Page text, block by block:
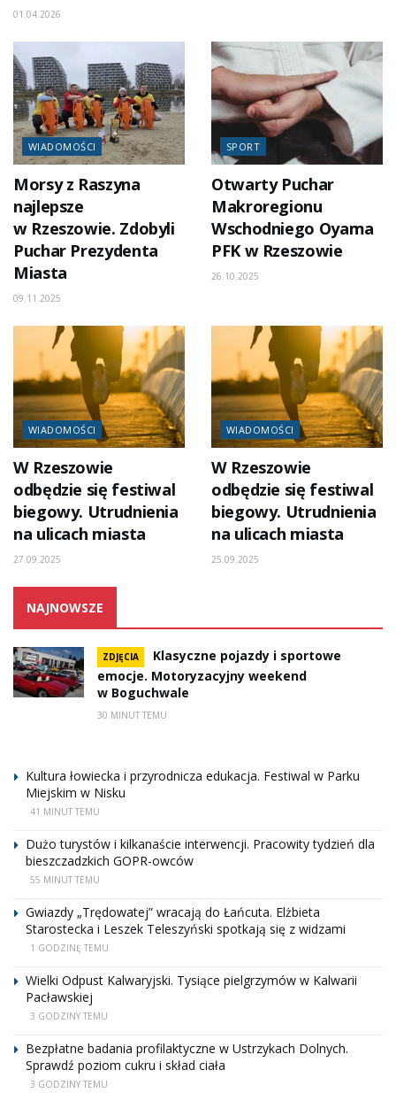
01.04.2026
WIADOMOŚCI
Morsy z Raszyna
najlepsze
w Rzeszowie. Zdobyli
Puchar Prezydenta
Miasta
09.11.2025
SPORT
Otwarty Puchar
Makroregionu
Wschodniego Oyama
PFK w Rzeszowie
26.10.2025
WIADOMOŚCI
W Rzeszowie
odbędzie się festiwal
biegowy. Utrudnienia
na ulicach miasta
27.09.2025
WIADOMOŚCI
W Rzeszowie
odbędzie się festiwal
biegowy. Utrudnienia
na ulicach miasta
25.09.2025
NAJNOWSZE
ZDJĘCIA
Klasyczne pojazdy i sportowe
emocje. Motoryzacyjny weekend
w Boguchwale
30 MINUT TEMU
Kultura łowiecka i przyrodnicza edukacja. Festiwal w Parku
Miejskim w Nisku
41 MINUT TEMU
Dużo turystów i kilkanaście interwencji. Pracowity tydzień dla
bieszczadzkich GOPR-owców
55 MINUT TEMU
Gwiazdy „Trędowatej” wracają do Łańcuta. Elżbieta
Starostecka i Leszek Teleszyński spotkają się z widzami
1 GODZINĘ TEMU
Wielki Odpust Kalwaryjski. Tysiące pielgrzymów w Kalwarii
Pacławskiej
3 GODZINY TEMU
Bezpłatne badania profilaktyczne w Ustrzykach Dolnych.
Sprawdź poziom cukru i skład ciała
3 GODZINY TEMU